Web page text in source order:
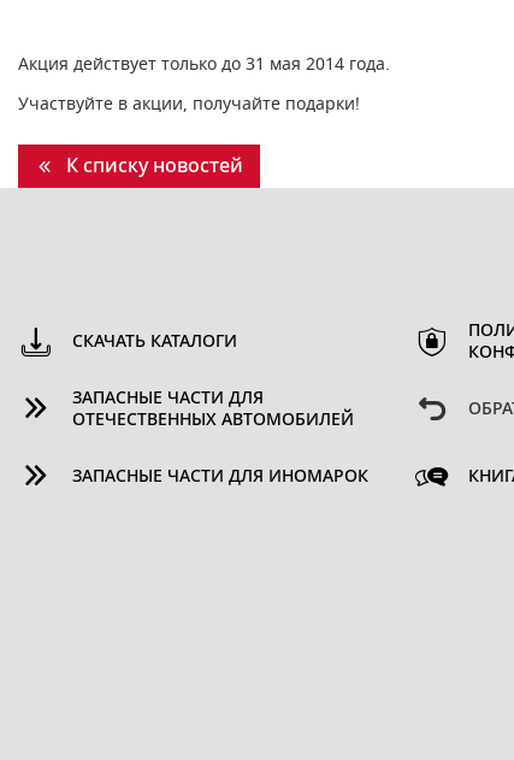
Акция действует только до 31 мая 2014 года.
Участвуйте в акции, получайте подарки!
К списку новостей
СКАЧАТЬ КАТАЛОГИ
ЗАПАСНЫЕ ЧАСТИ ДЛЯ
ОТЕЧЕСТВЕННЫХ АВТОМОБИЛЕЙ
ЗАПАСНЫЕ ЧАСТИ ДЛЯ ИНОМАРОК